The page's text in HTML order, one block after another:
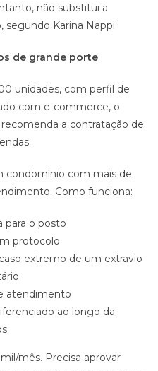
não substitui a
segundo Karina Nappi.
de grande porte
unidades, com perfil de
com e-commerce, o
a contratação de
condomínio com mais de
Como funciona:
para o posto
protocolo
extremo de um extravio
atendimento
ao longo da
mês. Precisa aprovar